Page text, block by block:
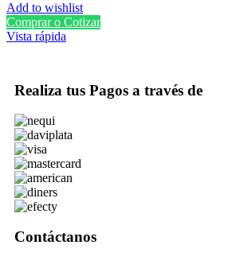
Add to wishlist
Comprar o Cotizar
Vista rápida
Realiza tus Pagos a través de
Contáctanos